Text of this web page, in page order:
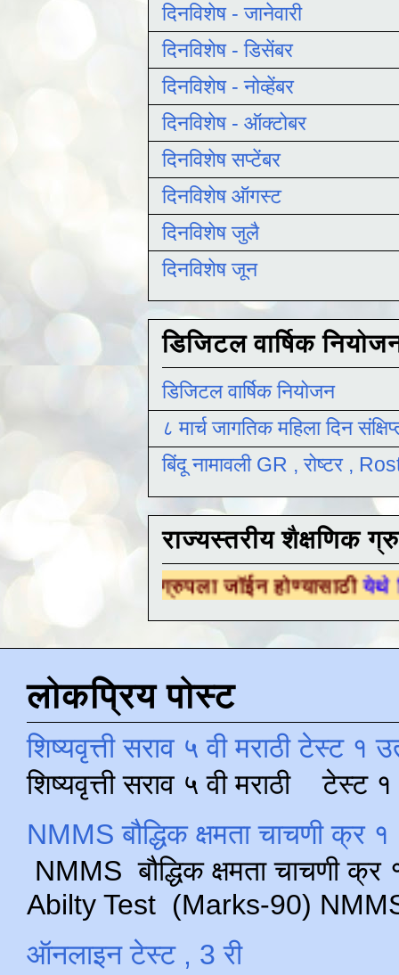
दिनविशेष - जानेवारी
दिनविशेष - डिसेंबर
दिनविशेष - नोव्हेंबर
दिनविशेष - ऑक्टोबर
दिनविशेष सप्टेंबर
दिनविशेष ऑगस्ट
दिनविशेष जुलै
दिनविशेष जून
डिजिटल वार्षिक
डिजिटल वार्षिक नियोजन
८ मार्च जागतिक महिला दिन
बिंदू नामावली GR , रोष्टर ,
राज्यस्तरीय शैक्षणिक
ग्रुपला जॉईन होण्यासाठीयेथे क्लिक करा .
लोकप्रिय पोस्ट
शिष्यवृत्ती सराव ५ वी मराठी टेस्ट १
शिष्यवृत्ती सराव ५ वी मराठी टेस्ट
NMMS बौद्धिक क्षमता चाचणी क्र
NMMS बौद्धिक क्षमता चाचणी
Abilty Test (Marks-90) NMMS
ऑनलाइन टेस्ट , 3 री